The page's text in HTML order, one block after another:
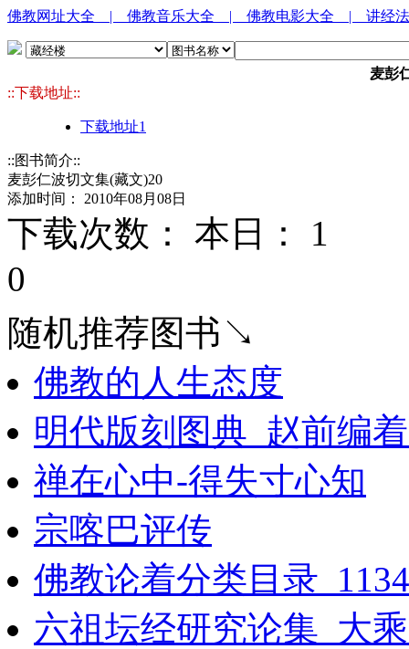
佛教网址大全 | 佛教音乐大全 | 佛教电影大全 | 讲经
麦彭
::下载地址::
下载地址1
::图书简介::
麦彭仁波切文集(藏文)20
添加时间： 2010年08月08日
下载次数： 本日： 1
0
随机推荐图书↘
佛教的人生态度
明代版刻图典_赵前编
禅在心中-得失寸心知
宗喀巴评传
佛教论着分类目录
六祖坛经研究论集_大